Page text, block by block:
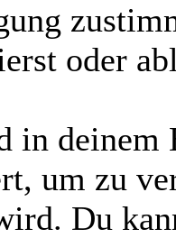
oder
in deinem
um zu
Du